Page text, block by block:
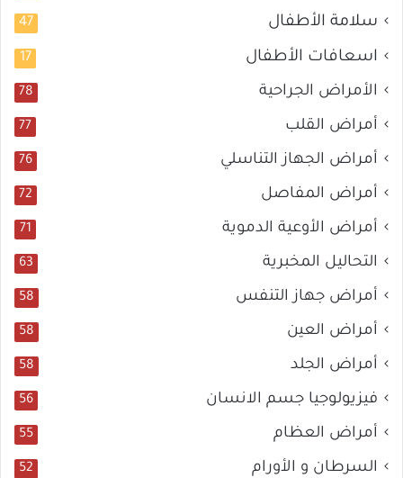
سلامة الأطفال 47
اسعافات الأطفال 17
الأمراض الجراحية 78
أمراض القلب 77
أمراض الجهاز التناسلي 76
أمراض المفاصل 72
أمراض الأوعية الدموية 71
التحاليل المخبرية 63
أمراض جهاز التنفس 58
أمراض العين 58
أمراض الجلد 58
فيزيولوجيا جسم الانسان 56
أمراض العظام 55
السرطان و الأورام 52